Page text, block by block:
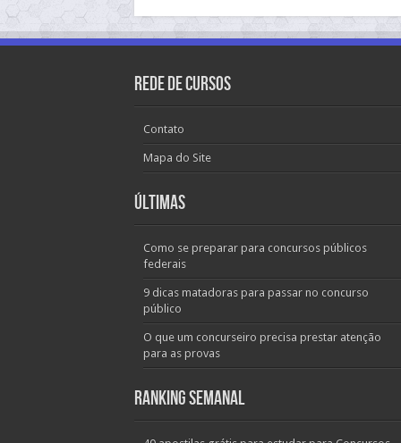
Rede de Cursos
Contato
Mapa do Site
Últimas
Como se preparar para concursos públicos
federais
9 dicas matadoras para passar no concurso
público
O que um concurseiro precisa prestar atenção
para as provas
Ranking Semanal